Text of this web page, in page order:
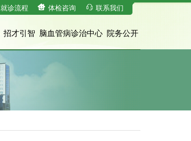
就诊流程 体检咨询 联系我们
招才引智 脑血管病诊治中心 院务公开